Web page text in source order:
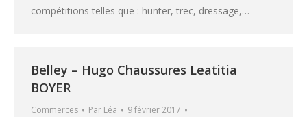
compétitions telles que : hunter, trec, dressage,…
Belley – Hugo Chaussures Leatitia
BOYER
Commerces Par Léa
9 février 2017